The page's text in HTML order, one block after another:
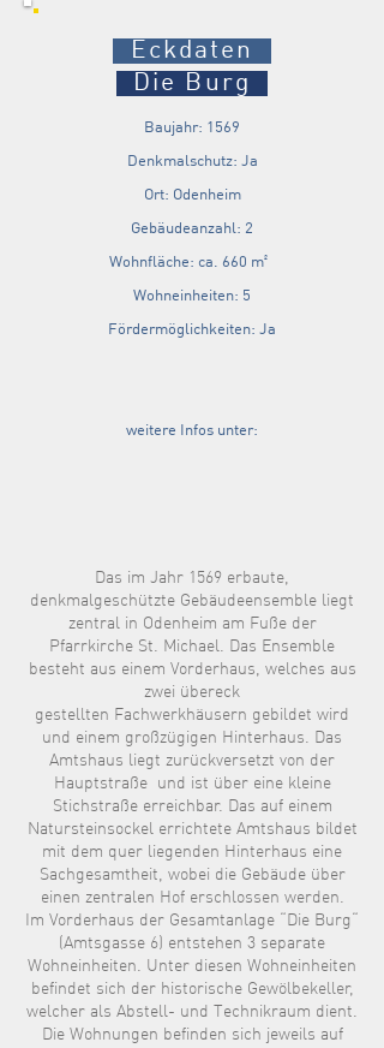
Eckdaten
Die Burg
Baujahr: 1569
Denkmalschutz: Ja
Ort: Odenheim
Gebäudeanzahl: 2
Wohnfläche: ca. 660 m²
Wohneinheiten: 5
Fördermöglichkeiten: Ja
weitere Infos unter:
Das im Jahr 1569 erbaute,
denkmalgeschützte Gebäudeensemble liegt
zentral in Odenheim am Fuße der
Pfarrkirche St. Michael. Das Ensemble
besteht aus einem Vorderhaus, welches aus
zwei übereck
gestellten Fachwerkhäusern gebildet wird
und einem großzügigen Hinterhaus. Das
Amtshaus liegt zurückversetzt von der
Hauptstraße und ist über eine kleine
Stichstraße erreichbar. Das auf einem
Natursteinsockel errichtete Amtshaus bildet
mit dem quer liegenden Hinterhaus eine
Sachgesamtheit, wobei die Gebäude über
einen zentralen Hof erschlossen werden.
Im Vorderhaus der Gesamtanlage “Die Burg“
(Amtsgasse 6) entstehen 3 separate
Wohneinheiten. Unter diesen Wohneinheiten
befindet sich der historische Gewölbekeller,
welcher als Abstell- und Technikraum dient.
Die Wohnungen befinden sich jeweils auf